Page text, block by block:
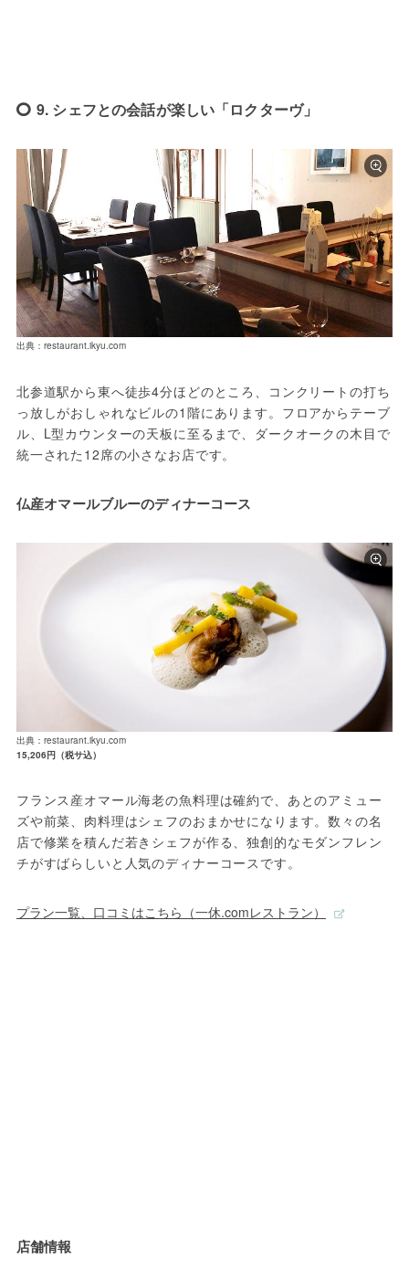
9. シェフとの会話が楽しい「ロクターヴ」
出典：restaurant.ikyu.com
北参道駅から東へ徒歩4分ほどのところ、コンクリートの打ち
っ放しがおしゃれなビルの1階にあります。フロアからテーブ
ル、L型カウンターの天板に至るまで、ダークオークの木目で
統一された12席の小さなお店です。
仏産オマールブルーのディナーコース
出典：restaurant.ikyu.com
15,206円（税サ込）
フランス産オマール海老の魚料理は確約で、あとのアミュー
ズや前菜、肉料理はシェフのおまかせになります。数々の名
店で修業を積んだ若きシェフが作る、独創的なモダンフレン
チがすばらしいと人気のディナーコースです。
プラン一覧、口コミはこちら（一休.comレストラン）
店舗情報